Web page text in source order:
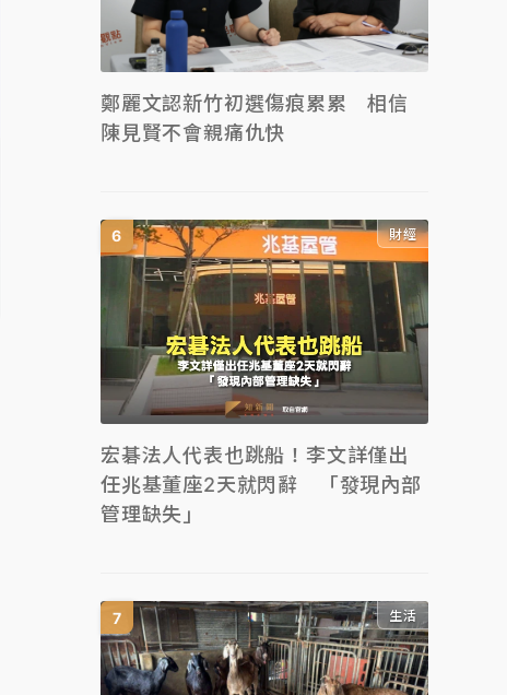
鄭麗文認新竹初選傷痕累累 相信
陳見賢不會親痛仇快
財經
宏碁法人代表也跳船！李文詳僅出
任兆基董座2天就閃辭 「發現內部
管理缺失」
生活